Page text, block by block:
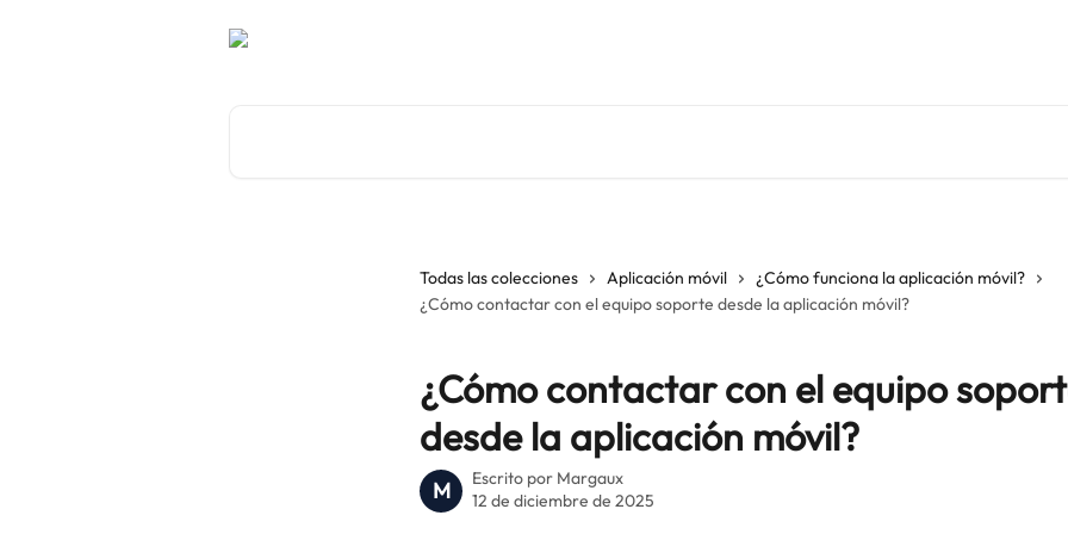
Todas las colecciones Aplicación móvil
¿Cómo funciona la aplicación móvil?
¿Cómo contactar con el equipo soporte desde la aplicación móvil?
¿Cómo contactar con el equipo
desde la aplicación móvil?
M Escrito por Margaux
12 de diciembre de 2025